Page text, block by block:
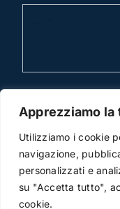
Apprezziamo
Utilizziamo i cookie
navigazione,
personalizzati e
su "Accetta tutto",
cookie.
invia mail